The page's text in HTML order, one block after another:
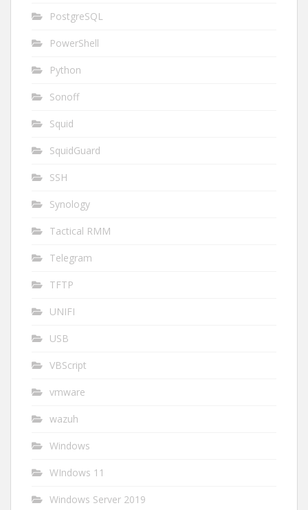
PostgreSQL
PowerShell
Python
Sonoff
Squid
SquidGuard
SSH
Synology
Tactical RMM
Telegram
TFTP
UNIFI
USB
VBScript
vmware
wazuh
Windows
WIndows 11
Windows Server 2019